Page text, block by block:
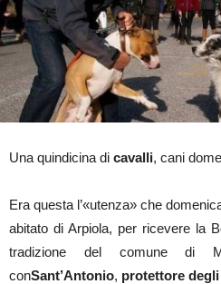
Una quindicina di cavalli, cani
Era questa l’«utenza» che
abitato di Arpiola, per ricevere la
tradizione del comune di
conSant’Antonio, protettore